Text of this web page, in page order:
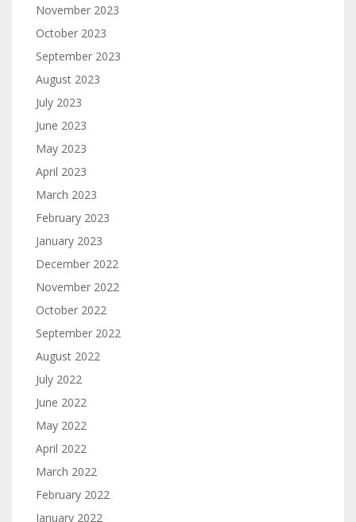
November 2023
October 2023
September 2023
August 2023
July 2023
June 2023
May 2023
April 2023
March 2023
February 2023
January 2023
December 2022
November 2022
October 2022
September 2022
August 2022
July 2022
June 2022
May 2022
April 2022
March 2022
February 2022
January 2022